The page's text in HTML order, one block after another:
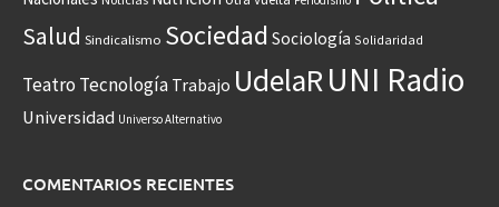
Salud Sindicalismo Sociedad Sociología Solidaridad
Teatro Tecnología Trabajo UdelaRUNI Radio
Universidad Universo Alternativo
COMENTARIOS RECIENTES